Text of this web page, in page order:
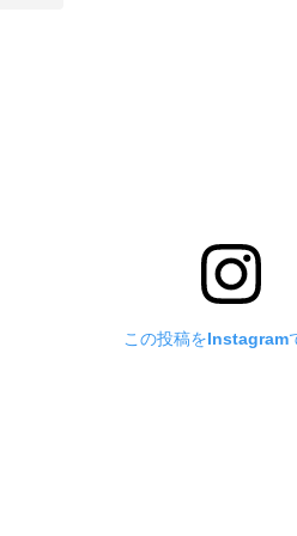
この投稿をInstagram